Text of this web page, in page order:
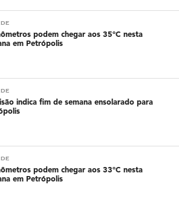
podem chegar aos 35°C nesta
em Petrópolis
indica fim de semana ensolarado para
podem chegar aos 33°C nesta
em Petrópolis